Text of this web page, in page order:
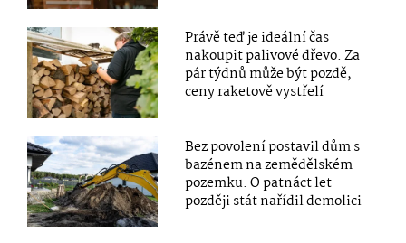
Právě teď je ideální čas
nakoupit palivové dřevo. Za
pár týdnů může být pozdě,
ceny raketově vystřelí
Bez povolení postavil dům s
bazénem na zemědělském
pozemku. O patnáct let
později stát nařídil demolici